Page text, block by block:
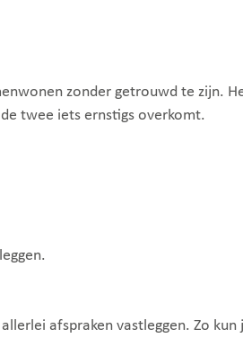
zonder getrouwd te zijn.
twee iets ernstigs overkomt.
afspraken vastleggen. Zo